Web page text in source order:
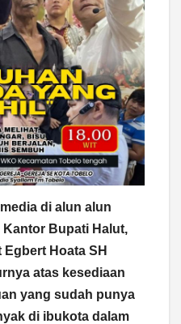
di alun alun
Kantor Bupati Halut,
Hoata SH
atas kesediaan
yang sudah punya
di ibukota dalam